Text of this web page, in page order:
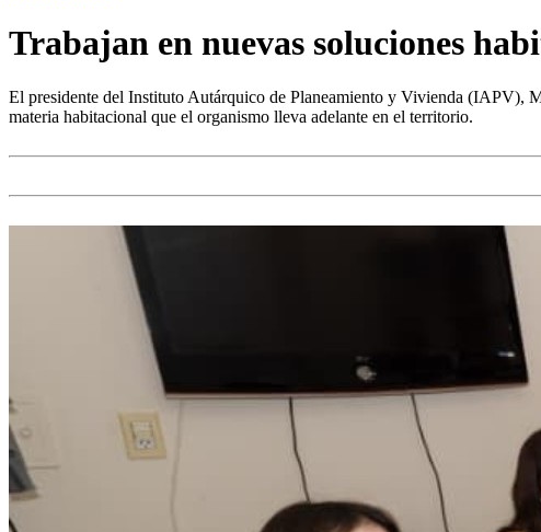
Trabajan en nuevas soluciones
El presidente del Instituto Autárquico de Planeamiento y Vivienda (IAPV),
materia habitacional que el organismo lleva adelante en el territorio.